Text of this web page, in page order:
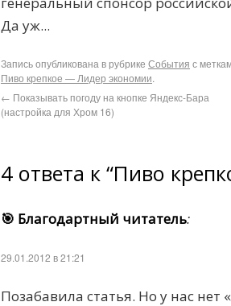
Да уж...
Запись опубликована в рубрике События с
Пиво крепкое — Лидер экономии.
← Показывать погоду на кнопке Яндекс-Бара
(настройка для Хром 16)
4 ответа к “Пиво
🎯 Благодартный читатель:
29.01.2012 в 21:21
Позабавила статья. Но у нас